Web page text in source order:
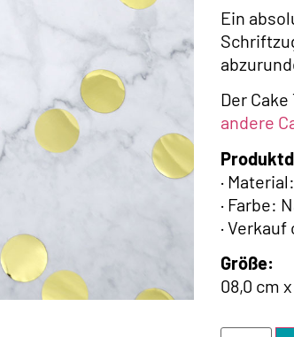
Ein
Der
andere
·
· Farbe:
·
Größe:
08,0 cm